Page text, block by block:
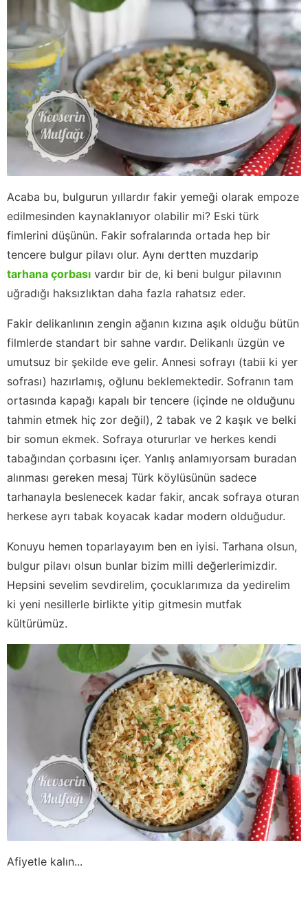
Acaba bu, bulgurun yıllardır fakir yemeği olarak empoze
edilmesinden kaynaklanıyor olabilir mi? Eski türk
fimlerini düşünün. Fakir sofralarında ortada hep bir
tencere bulgur pilavı olur. Aynı dertten muzdarip
tarhana çorbası vardır bir de, ki beni bulgur pilavının
uğradığı haksızlıktan daha fazla rahatsız eder.
Fakir delikanlının zengin ağanın kızına aşık olduğu bütün
filmlerde standart bir sahne vardır. Delikanlı üzgün ve
umutsuz bir şekilde eve gelir. Annesi sofrayı (tabii ki yer
sofrası) hazırlamış, oğlunu beklemektedir. Sofranın tam
ortasında kapağı kapalı bir tencere (içinde ne olduğunu
tahmin etmek hiç zor değil), 2 tabak ve 2 kaşık ve belki
bir somun ekmek. Sofraya otururlar ve herkes kendi
tabağından çorbasını içer. Yanlış anlamıyorsam buradan
alınması gereken mesaj Türk köylüsünün sadece
tarhanayla beslenecek kadar fakir, ancak sofraya oturan
herkese ayrı tabak koyacak kadar modern olduğudur.
Konuyu hemen toparlayayım ben en iyisi. Tarhana olsun,
bulgur pilavı olsun bunlar bizim milli değerlerimizdir.
Hepsini sevelim sevdirelim, çocuklarımıza da yedirelim
ki yeni nesillerle birlikte yitip gitmesin mutfak
kültürümüz.
Afiyetle kalın...